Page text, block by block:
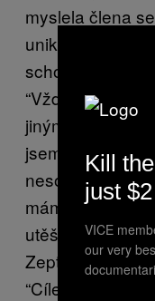
myslela člena
uniknout.
schovanou
“Vždycky nás
jiným hlasem
jsem si povídal
nesouhlasíme
máme.” Mezitím
utěšit a
Zeptal jsem se
“Cílem téhle
Kill
just
VICE
our very